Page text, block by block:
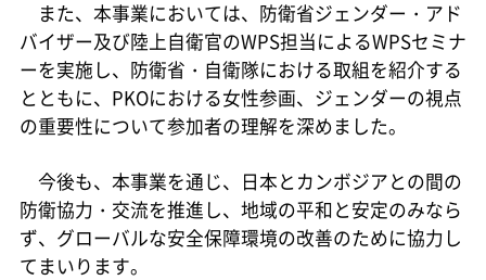
また、本事業においては、防衛省ジェンダー・アド
バイザー及び陸上自衛官のWPS担当によるWPSセミナ
ーを実施し、防衛省・自衛隊における取組を紹介する
とともに、PKOにおける女性参画、ジェンダーの視点
の重要性について参加者の理解を深めました。
今後も、本事業を通じ、日本とカンボジアとの間の
防衛協力・交流を推進し、地域の平和と安定のみなら
ず、グローバルな安全保障環境の改善のために協力し
てまいります。